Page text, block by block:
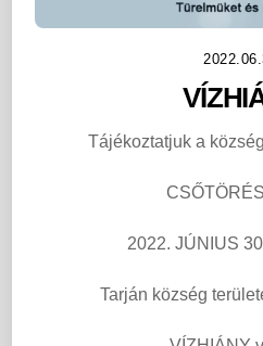
Tájékoztatjuk a
2022. JÚNIUS
Tarján község